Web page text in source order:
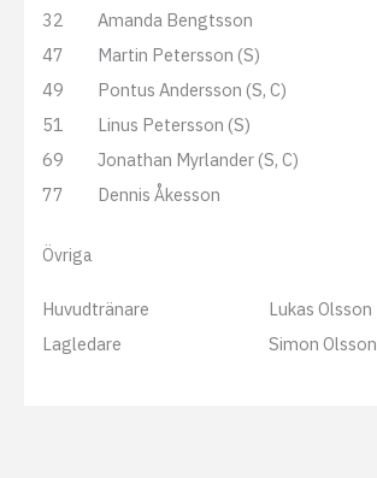
32
Amanda Bengtsson
47
Martin Petersson (S)
49
Pontus Andersson (S, C)
51
Linus Petersson (S)
69
Jonathan Myrlander (S, C)
77
Dennis Åkesson
Övriga
Huvudtränare
Lukas Olsson
Lagledare
Simon Olsson